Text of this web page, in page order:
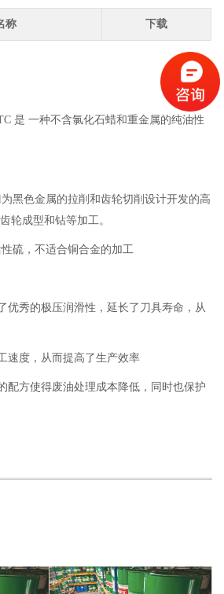
称 下载
是 一种不含氯化石蜡和重金属的纯油性
为黑色金属的拉削和齿轮切削设计开发的高
轮成型和钻等加工。
硫，不适合铜合金的加工
优秀的极压润滑性，延长了刀具寿命，从
速度，从而提高了生产效率
配方使得废油处理成本降低，同时也保护